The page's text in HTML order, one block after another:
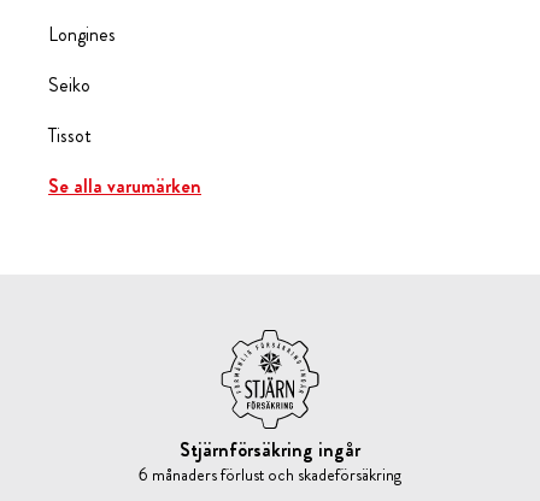
Longines
Seiko
Tissot
Se alla varumärken
Stjärnförsäkring ingår
6 månaders förlust och skadeförsäkring